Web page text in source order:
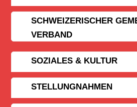
SCHWEIZERISCHER
VERBAND
SOZIALES & KULTUR
STELLUNGNAHMEN